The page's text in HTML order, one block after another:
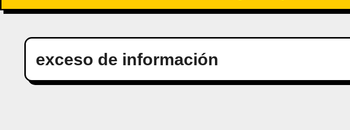
exceso de información